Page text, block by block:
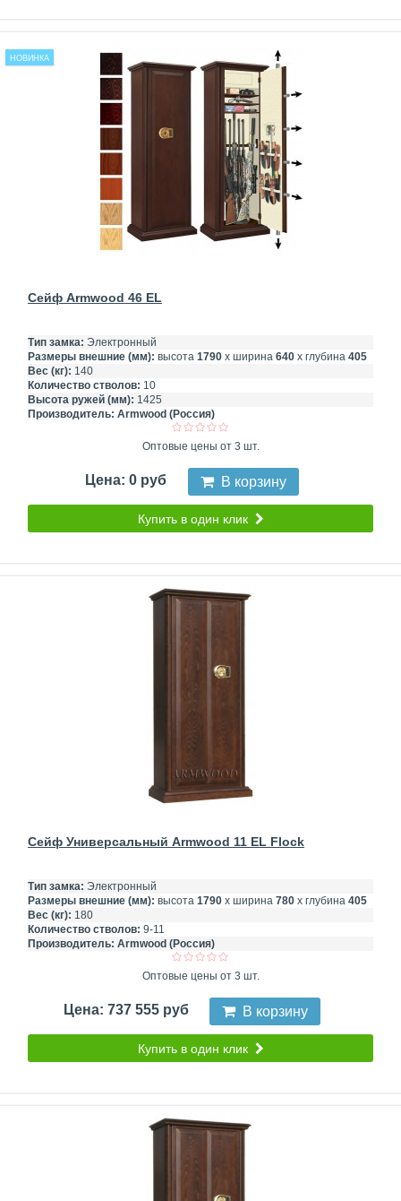
НОВИНКА
Сейф Armwood 46 EL
Тип замка: Электронный
Размеры внешние (мм): высота 1790 х ширина 640 х глубина 405
Вес (кг): 140
Количество стволов: 10
Высота ружей (мм): 1425
Производитель: Armwood (Россия)
Оптовые цены от 3 шт.
Цена: 0 руб В корзину
Купить в один клик
Сейф Универсальный Armwood 11 EL Flock
Тип замка: Электронный
Размеры внешние (мм): высота 1790 х ширина 780 х глубина 405
Вес (кг): 180
Количество стволов: 9-11
Производитель: Armwood (Россия)
Оптовые цены от 3 шт.
Цена: 737 555 руб В корзину
Купить в один клик